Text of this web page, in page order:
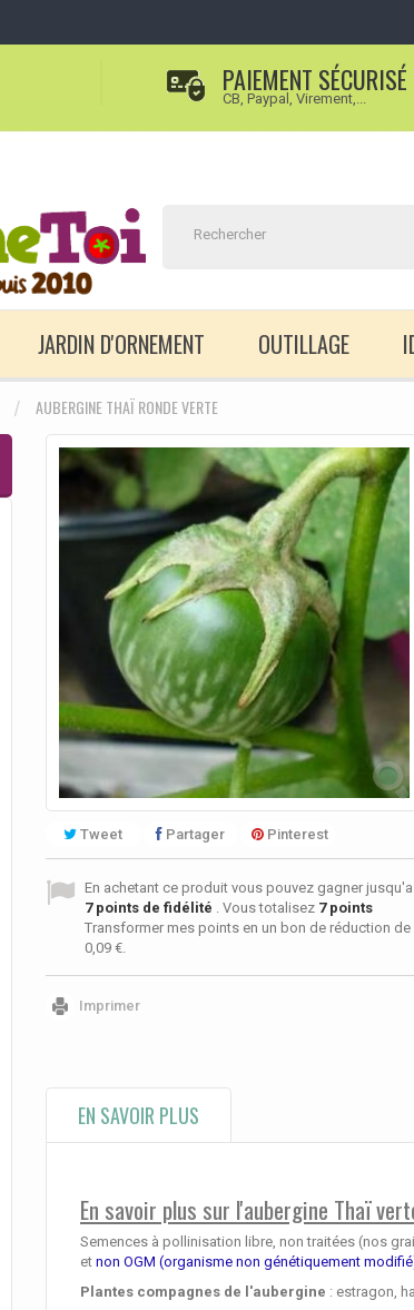
PAIEMENT SÉCURISÉ
CB, Paypal, Virement,...
JARDIN D'ORNEMENT OUTILLAGE
AUBERGINE THAÏ RONDE VERTE
Tweet Partager Pinterest
En achetant ce produit vous pouvez gagner jusqu'a
7points de fidélité . Vous totalisez 7points
Transformer mes points en un bon de réduction de
0,09 €
Imprimer
EN SAVOIR PLUS
En savoir plus sur l'aubergine Thaï
Semences à pollinisation libre, non traitées (nos
et non OGM (organisme non génétiquement
Plantes compagnes de l'aubergine : estragon,